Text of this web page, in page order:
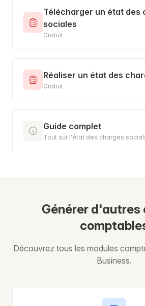
Télécharger un état des
sociales
Gratuit
Réaliser un état des
Gratuit
Guide complet
Tout sur l'état des charges
Générer d'autres
Découvrez tous les modules
Business.